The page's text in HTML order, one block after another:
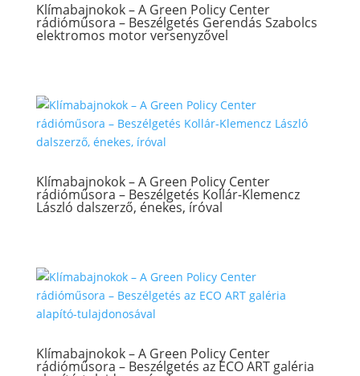
Klímabajnokok – A Green Policy Center
rádióműsora – Beszélgetés Gerendás Szabolcs
elektromos motor versenyzővel
Klímabajnokok – A Green Policy Center
rádióműsora – Beszélgetés Kollár-Klemencz
László dalszerző, énekes, íróval
Klímabajnokok – A Green Policy Center
rádióműsora – Beszélgetés az ECO ART galéria